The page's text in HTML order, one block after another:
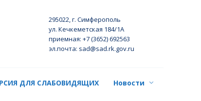
295022, г. Симферополь
ул. Кечкеметская 184/1А
приемная: +7 (3652) 692563
эл.почта: sad@sad.rk.gov.ru
ДЛЯ СЛАБОВИДЯЩИХ Новости